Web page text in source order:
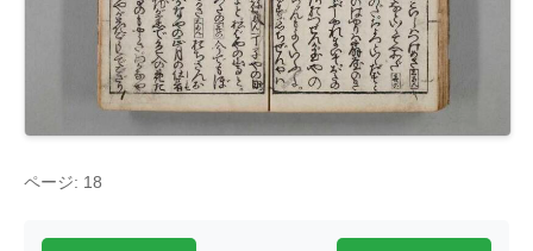
ページ: 18